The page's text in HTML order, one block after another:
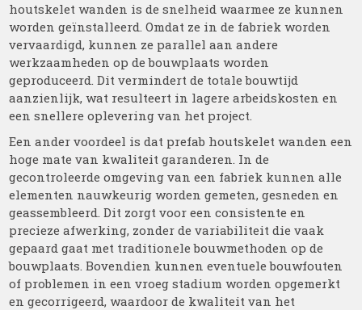
houtskelet wanden is de snelheid waarmee ze kunnen
worden geïnstalleerd. Omdat ze in de fabriek worden
vervaardigd, kunnen ze parallel aan andere
werkzaamheden op de bouwplaats worden
geproduceerd. Dit vermindert de totale bouwtijd
aanzienlijk, wat resulteert in lagere arbeidskosten en
een snellere oplevering van het project.
Een ander voordeel is dat prefab houtskelet wanden een
hoge mate van kwaliteit garanderen. In de
gecontroleerde omgeving van een fabriek kunnen alle
elementen nauwkeurig worden gemeten, gesneden en
geassembleerd. Dit zorgt voor een consistente en
precieze afwerking, zonder de variabiliteit die vaak
gepaard gaat met traditionele bouwmethoden op de
bouwplaats. Bovendien kunnen eventuele bouwfouten
of problemen in een vroeg stadium worden opgemerkt
en gecorrigeerd, waardoor de kwaliteit van het